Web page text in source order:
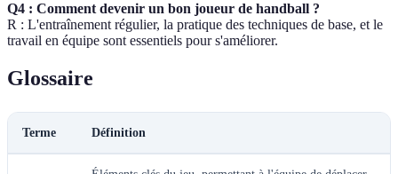
Q4 : Comment devenir un bon joueur de handball ?
R : L'entraînement régulier, la pratique des techniques de base, et le
travail en équipe sont essentiels pour s'améliorer.
Glossaire
Terme Définition